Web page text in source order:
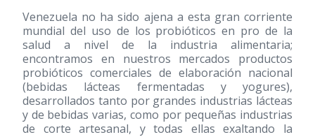
Venezuela no ha sido ajena a esta gran corriente
mundial del uso de los probióticos en pro de la
salud a nivel de la industria alimentaria;
encontramos en nuestros mercados productos
probióticos comerciales de elaboración nacional
(bebidas lácteas fermentadas y yogures),
desarrollados tanto por grandes industrias lácteas
y de bebidas varias, como por pequeñas industrias
de corte artesanal, y todas ellas exaltando la